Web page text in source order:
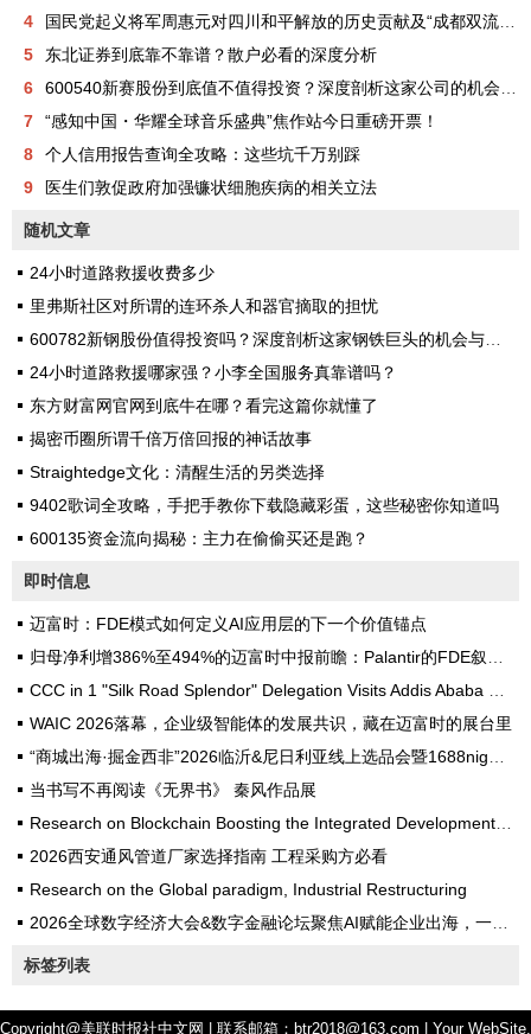
4
国民党起义将军周惠元对四川和平解放的历史贡献及“成都双流周家将领”在中国正面抗日的历史奉献
5
东北证券到底靠不靠谱？散户必看的深度分析
6
600540新赛股份到底值不值得投资？深度剖析这家公司的机会与风险
7
“感知中国・华耀全球音乐盛典”焦作站今日重磅开票！
8
个人信用报告查询全攻略：这些坑千万别踩
9
医生们敦促政府加强镰状细胞疾病的相关立法
随机文章
24小时道路救援收费多少
里弗斯社区对所谓的连环杀人和器官摘取的担忧
600782新钢股份值得投资吗？深度剖析这家钢铁巨头的机会与风险
24小时道路救援哪家强？小李全国服务真靠谱吗？
东方财富网官网到底牛在哪？看完这篇你就懂了
揭密币圈所谓千倍万倍回报的神话故事
Straightedge文化：清醒生活的另类选择
9402歌词全攻略，手把手教你下载隐藏彩蛋，这些秘密你知道吗
600135资金流向揭秘：主力在偷偷买还是跑？
即时信息
迈富时：FDE模式如何定义AI应用层的下一个价值锚点
归母净利增386%至494%的迈富时中报前瞻：Palantir的FDE叙事能否在不同场景复刻？
CCC in 1 "Silk Road Splendor" Delegation Visits Addis Ababa University
WAIC 2026落幕，企业级智能体的发展共识，藏在迈富时的展台里
“商城出海·掘金西非”2026临沂&尼日利亚线上选品会暨1688nigeria一站式出海论坛圆满落幕
当书写不再阅读《无界书》 秦风作品展
Research on Blockchain Boosting the Integrated Development of the Digital Economy and Real Economy
2026西安通风管道厂家选择指南 工程采购方必看
Research on the Global paradigm, Industrial Restructuring
2026全球数字经济大会&数字金融论坛聚焦AI赋能企业出海，一窥迈富时全栈Token工厂的前瞻性
标签列表
Copyright@美联时报社中文网 | 联系邮箱：btr2018@163.com | Your WebSite.